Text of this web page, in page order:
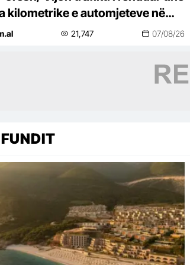
kilometrike e automjeteve në
Tiranë-Elbasan
21,747 07/08/26